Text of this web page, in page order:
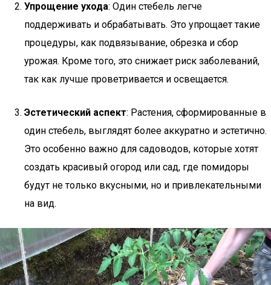
Упрощение ухода: Один стебель легче
поддерживать и обрабатывать. Это упрощает такие
процедуры, как подвязывание, обрезка и сбор
урожая. Кроме того, это снижает риск заболеваний,
так как лучше проветривается и освещается.
Эстетический аспект: Растения, сформированные в
один стебель, выглядят более аккуратно и эстетично.
Это особенно важно для садоводов, которые хотят
создать красивый огород или сад, где помидоры
будут не только вкусными, но и привлекательными
на вид.